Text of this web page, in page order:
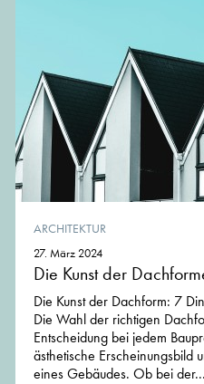
ARCHITEKTUR
27. März 2024
Die Kunst der
Die Kunst der Dachform: 7
Die Wahl der richtigen
Entscheidung bei jedem
ästhetische Erscheinungsbild
eines Gebäudes. Ob bei der...